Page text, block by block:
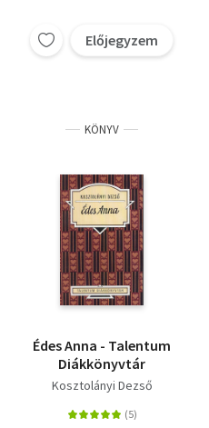
Előjegyzem
KÖNYV
Édes Anna - Talentum
Diákkönyvtár
Kosztolányi Dezső